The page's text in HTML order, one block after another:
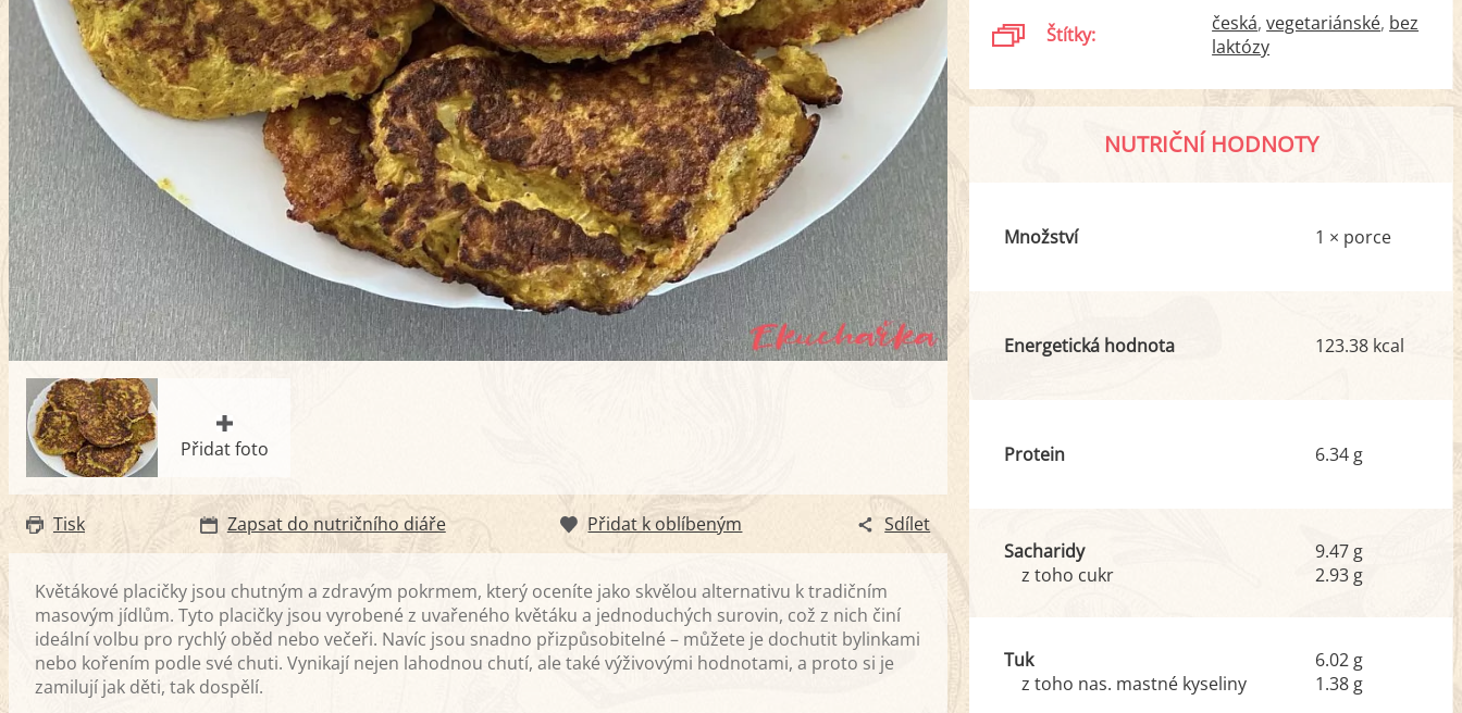
Přidat foto
Tisk Zapsat do nutričního diáře Přidat k oblíbeným Sdílet
Květákové placičky jsou chutným a zdravým pokrmem, který oceníte jako skvělou alternativu k tradičním
masovým jídlům. Tyto placičky jsou vyrobené z uvařeného květáku a jednoduchých surovin, což z nich činí
ideální volbu pro rychlý oběd nebo večeři. Navíc jsou snadno přizpůsobitelné – můžete je dochutit bylinkami
nebo kořením podle své chuti. Vynikají nejen lahodnou chutí, ale také výživovými hodnotami, a proto si je
zamilují jak děti, tak dospělí.
Štítky: česká vegetariánské bez
laktózy
NUTRIČNÍ HODNOTY
Množství 1 × porce
Energetická hodnota 123.38 kcal
Protein 6.34 g
Sacharidy
z toho cukr
9.47 g
2.93 g
Tuk
z toho nas. mastné kyseliny
6.02 g
1.38 g